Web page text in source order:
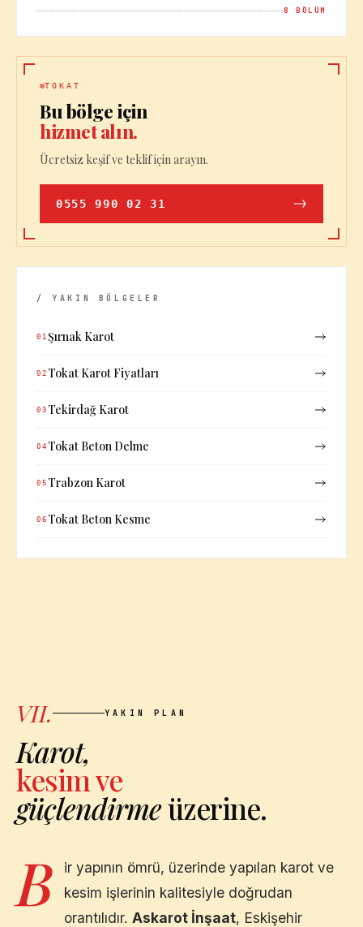
8 BÖLÜM
TOKAT
Bu bölge için
hizmet alın.
Ücretsiz keşif ve teklif için arayın.
0555 990 02 31
/ YAKIN BÖLGELER
01 Şırnak Karot
02 Tokat Karot Fiyatları
03 Tekirdağ Karot
04 Tokat Beton Delme
05 Trabzon Karot
06 Tokat Beton Kesme
VII. YAKIN PLAN
Karot,
kesim ve
güçlendirmeüzerine.
B
ir yapının ömrü, üzerinde yapılan karot ve
kesim işlerinin kalitesiyle doğrudan
orantılıdır. Askarot İnşaat, Eskişehir